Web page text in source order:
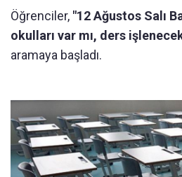
Öğrenciler, "12 Ağustos Salı
okulları var mı, ders
aramaya başladı.